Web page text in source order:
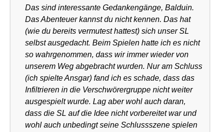
Das sind interessante Gedankengänge, Balduin.
Das Abenteuer kannst du nicht kennen. Das hat
(wie du bereits vermutest hattest) sich unser SL
selbst ausgedacht. Beim Spielen hatte ich es nicht
so wahrgenommen, dass wir immer wieder von
unserem Weg abgebracht wurden. Nur am Schluss
(ich spielte Ansgar) fand ich es schade, dass das
Infiltrieren in die Verschwörergruppe nicht weiter
ausgespielt wurde. Lag aber wohl auch daran,
dass die SL auf die Idee nicht vorbereitet war und
wohl auch unbedingt seine Schlussszene spielen